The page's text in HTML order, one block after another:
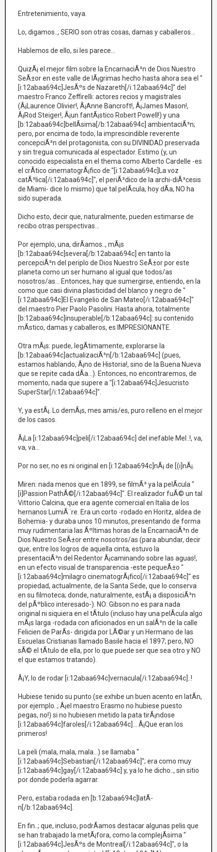
Entretenimiento, vaya.
Lo, digamos.., SERIO son otras cosas, damas y caballeros...
Hablemos de ello, si les parece...
QuizÃ¡ el mejor film sobre la EncarnaciÃ³n de Dios Nuestro
SeÃ±or en este valle de lÃ¡grimas hecho hasta ahora sea el "
[i:12abaa694c]JesÃºs de Nazareth[/i:12abaa694c]" del
maestro Franco Zeffirelli: actores recios y magistrales
(Â¡Laurence Olivier!, Â¡Anne Bancroft!, Â¡James Mason!,
Â¡Rod Steiger!, Â¡un fantÃ¡stico Robert Powell!) y una
[b:12abaa694c]bellÃ­sima[/b:12abaa694c] ambientaciÃ³n;
pero, por encima de todo, la imprescindible reverente
concepciÃ³n del protagonista, con su DIVINIDAD preservada
y sin tregua comunicada al espectador. Estimo (y, un
conocido especialista en el thema como Alberto Cardelle -es
el crÃ­tico cinematogrÃ¡fico de "[i:12abaa694c]La voz
catÃ³lica[/i:12abaa694c]", el periÃ³dico de la archi-diÃ³cesis
de Miami- dice lo mismo) que tal pelÃ­cula, hoy dÃ­a, NO ha
sido superada.
Dicho esto, decir que, naturalmente, pueden estimarse de
recibo otras perspectivas...
Por ejemplo, una, dirÃ­amos.., mÃ¡s
[b:12abaa694c]severa[/b:12abaa694c] en tanto la
percepciÃ³n del periplo de Dios Nuestro SeÃ±or por este
planeta como un ser humano al igual que todos/as
nosotros/as... Entonces, hay que sumergirse, entiendo, en la
como que casi divina plasticidad del blanco y negro de "
[i:12abaa694c]El Evangelio de San Mateo[/i:12abaa694c]"
del maestro Pier Paolo Pasolini. Hasta ahora, totalmente
[b:12abaa694c]insuperable[/b:12abaa694c]: su contenido
mÃ­stico, damas y caballeros, es IMPRESIONANTE.
Otra mÃ¡s: puede, legÃ­timamente, explorarse la
[b:12abaa694c]actualizaciÃ³n[/b:12abaa694c] (pues,
estamos hablando, Â¡no de Historia!, sino de la Buena Nueva
que se repite cada dÃ­a...). Entonces, no encontraremos, de
momento, nada que supere a "[i:12abaa694c]Jesucristo
SuperStar[/i:12abaa694c]".
Y, ya estÃ¡. Lo demÃ¡s, mes amis/es, puro relleno en el mejor
de los casos.
Â¡La [i:12abaa694c]peli[/i:12abaa694c] del inefable Mel..!, va,
va, va...
Por no ser, no es ni original en [i:12abaa694c]nÃ¡ de [(i]nÃ¡.
Miren: nada menos que en 1899, se filmÃ³ ya la pelÃ­cula "
[i]Passion PathÃ©[/i:12abaa694c]". El realizador fuÃ© un tal
Vittorio Calcina, que era agente comercial en Italia de los
hernanos LumiÃ¨re. Era un corto -rodado en Horitz, aldea de
Bohemia- y duraba unos 10 minutos, presentando de forma
muy rudimentaria las Ãºltimas horas de la EncarnaciÃ³n de
Dios Nuestro SeÃ±or entre nosotros/as (para abundar, decir
que, entre los logros de aquella cinta, estuvo la
presentaciÃ³n del Redentor Â¡caminando sobre las aguas!,
en un efecto visual de transparencia -este pequeÃ±o "
[i:12abaa694c]milagro cinematogrÃ¡fico[/i:12abaa694c]" es
propiedad, actualmente, de la Santa Sede, que lo conserva
en su filmoteca; donde, naturalmente, estÃ¡ a disposiciÃ³n
del pÃºblico interesado-). NO: Gibson no es para nada
original ni siquiera en el tÃ­tulo (incluso hay una pelÃ­cula algo
mÃ¡s larga -rodada con aficionados en un salÃ³n de la calle
Felicien de ParÃ­s- dirigida por LÃ©ar y un Hermano de las
Escuelas Cristianas llamado Basile hacia el 1897; pero, NO
sÃ© el tÃ­tulo de ella, por lo que puede ser que sea otro y NO
el que estamos tratando).
Â¡Y, lo de rodar [i:12abaa694c]vernacula[/i:12abaa694c]..!
Hubiese tenido su punto (se exhibe un buen acento en latÃ­n,
por ejemplo..; Â¡el maestro Erasmo no hubiese puesto
pegas, no!) si no hubiesen metido la pata tirÃ¡ndose
[i:12abaa694c]faroles[/i:12abaa694c]... Â¡Que eran los
primeros!
La peli (mala, mala, mala...) se llamaba "
[i:12abaa694c]Sebastian[/i:12abaa694c]"; era como muy
[i:12abaa694c]gay[/i:12abaa694c] y, ya lo he dicho.., sin sitio
por donde poderla agarrar.
Pero, estaba rodada en [b:12abaa694c]latÃ­
n[/b:12abaa694c].
En fin..; que, incluso, podrÃ­amos destacar algunas pelis que
se han trabajado la metÃ¡fora, como la complejÃ­sima "
[i:12abaa694c]JesÃºs de Montreal[/i:12abaa694c]", o la